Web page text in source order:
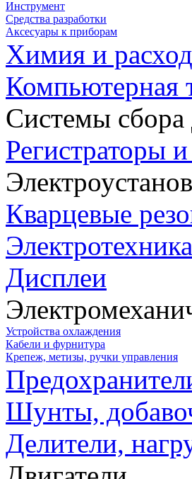
Инструмент
Средства разработки
Аксесуары к приборам
Химия и
Компьютерная
Системы
Регистраторы
Кварцевые
Дисплеи
Устройства охлаждения
Кабели и фурнитура
Крепеж, метизы, ручки управления
Шунты,
Делители,